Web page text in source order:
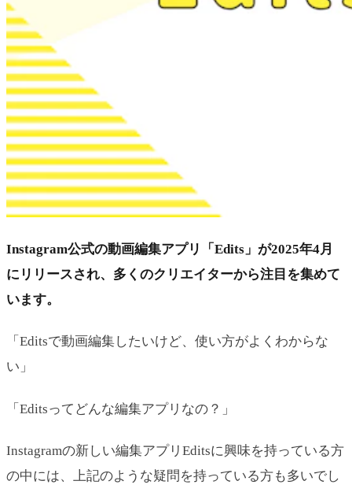
Instagram公式の動画編集アプリ「Edits」が2025年4月
にリリースされ、多くのクリエイターから注目を集めて
います。
「Editsで動画編集したいけど、使い方がよくわからな
い」
「Editsってどんな編集アプリなの？」
Instagramの新しい編集アプリEditsに興味を持っている方
の中には、上記のような疑問を持っている方も多いでし